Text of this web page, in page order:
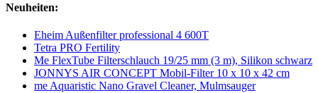
Neuheiten:
Eheim Außenfilter professional 4 600T
Tetra PRO Fertility
Me FlexTube Filterschlauch 19/25 mm (3 m), Silikon schwarz
JONNYS AIR CONCEPT Mobil-Filter 10 x 10 x 42 cm
me Aquaristic Nano Gravel Cleaner, Mulmsauger